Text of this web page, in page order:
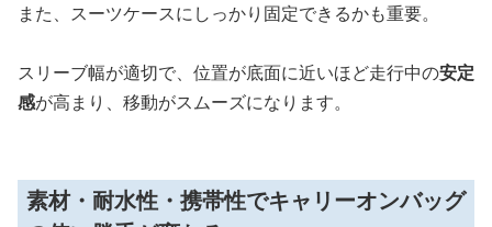
また、スーツケースにしっかり固定できるかも重要。
スリーブ幅が適切で、位置が底面に近いほど走行中の安定
感が高まり、移動がスムーズになります。
素材・耐水性・携帯性でキャリーオンバッグ